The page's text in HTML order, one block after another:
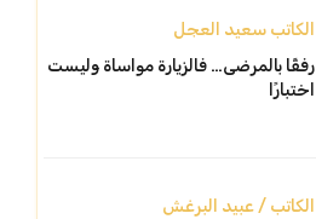
الكاتب سعيد العجل
رفقًا بالمرضى… فالزيارة مواساة وليست
اختبارًا
الكاتب / عبيد البرغش